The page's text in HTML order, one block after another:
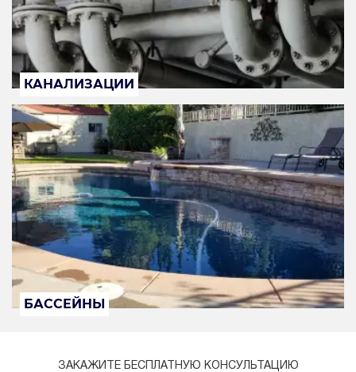
КАНАЛИЗАЦИИ
БАССЕЙНЫ
ЗАКАЖИТЕ БЕСПЛАТНУЮ КОНСУЛЬТАЦИЮ